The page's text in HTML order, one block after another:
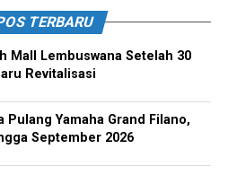
TERBARU
Mall Lembuswana Setelah 30
Revitalisasi
Pulang Yamaha Grand Filano,
September 2026